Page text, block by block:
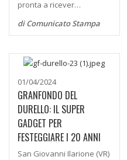
pronta a ricever…
di Comunicato Stampa
01/04/2024
GRANFONDO DEL
DURELLO: IL SUPER
GADGET PER
FESTEGGIARE I 20 ANNI
San Giovanni Ilarione (VR)